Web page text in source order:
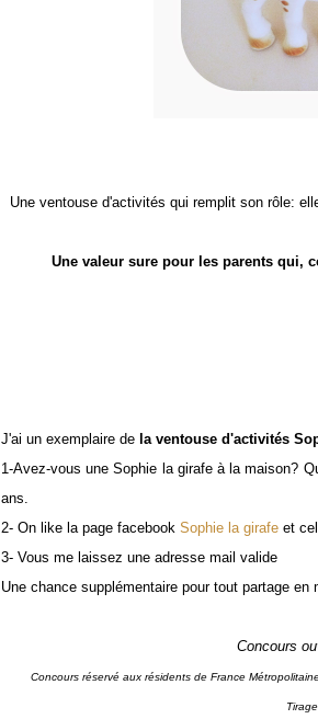
Une ventouse d'activités qui remplit son rôle:
Une valeur sure pour les parents qui,
J'ai un exemplaire de la ventouse d'activités
1-Avez-vous une Sophie la girafe à la maison?
ans.
2- On like la page facebook Sophie la girafe et
3- Vous me laissez une adresse mail valide
Une chance supplémentaire pour tout partage en
Concours
Concours réservé aux résidents de France